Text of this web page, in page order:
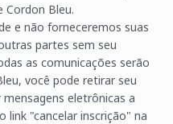
Cordon Bleu.
e não forneceremos suas
partes sem seu
as comunicações serão
você pode retirar seu
eletrônicas a
link "cancelar inscrição" na